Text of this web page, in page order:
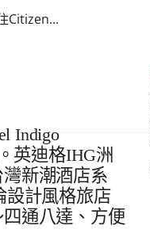
Citizen...
Indigo
英迪格IHG洲
新潮酒店系
設計風格旅店
通八達、方便